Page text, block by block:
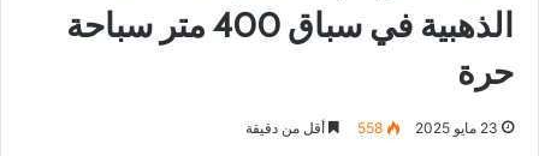
الذهبية في سباق 400 متر سباحة
حرة
23 مايو 2025 558 أقل من دقيقة